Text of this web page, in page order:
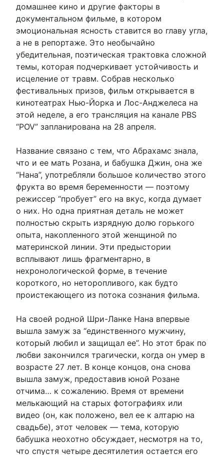
домашнее кино и другие факторы в
документальном фильме, в котором
эмоциональная ясность ставится во главу угла,
а не в репортаже. Это необычайно
убедительная, поэтическая трактовка сложной
темы, которая подчеркивает устойчивость и
исцеление от травм. Собрав несколько
фестивальных призов, фильм открывается в
кинотеатрах Нью-Йорка и Лос-Анджелеса на
этой неделе, а его трансляция на канале PBS
“POV” запланирована на 28 апреля.
Название связано с тем, что Абрахамс знала,
что и ее мать Розана, и бабушка Джин, она же
“Нана”, употребляли большое количество этого
фрукта во время беременности — поэтому
режиссер “пробует” его на вкус, когда думает
о них. Но одна приятная деталь не может
полностью скрыть изрядную долю горького
опыта, накопленного этой женщиной по
материнской линии. Эти предыстории
всплывают лишь фрагментарно, в
нехронологической форме, в течение
короткого, но неторопливого, как будто
проистекающего из потока сознания фильма.
На своей родной Шри-Ланке Нана впервые
вышла замуж за “единственного мужчину,
который любил и защищал ее”. Но этот брак по
любви закончился трагически, когда он умер в
возрасте 27 лет. В конце концов, она снова
вышла замуж, предоставив юной Розане
отчима… к сожалению. Время от времени
мелькающий на старых фотографиях или
видео (он, как положено, вел ее к алтарю на
свадьбе), этот человек — тема, которую
бабушка неохотно обсуждает, несмотря на то,
что спустя четыре десятилетия остается его